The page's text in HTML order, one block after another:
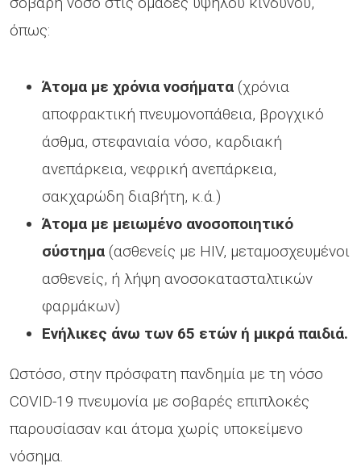
όπως:
Άτομα με χρόνια νοσήματα (χρόνια
αποφρακτική πνευμονοπάθεια, βρογχικό
άσθμα, στεφανιαία νόσο, καρδιακή
ανεπάρκεια, νεφρική ανεπάρκεια,
σακχαρώδη διαβήτη, κ.ά.)
Άτομα με μειωμένο ανοσοποιητικό
σύστημα (ασθενείς με HIV, μεταμοσχευμένοι
ασθενείς, ή λήψη ανοσοκατασταλτικών
φαρμάκων)
Ενήλικες άνω των 65 ετών ή μικρά παιδιά.
Ωστόσο, στην πρόσφατη πανδημία με τη νόσο
COVID-19 πνευμονία με σοβαρές επιπλοκές
παρουσίασαν και άτομα χωρίς υποκείμενο
νόσημα.